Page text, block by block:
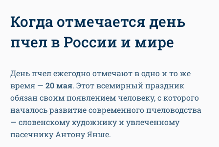
Когда отмечается день
пчел в России и мире
День пчел ежегодно отмечают в одно и то же
время — 20 мая. Этот всемирный праздник
обязан своим появлением человеку, с которого
началось развитие современного пчеловодства
— словенскому художнику и увлеченному
пасечнику Антону Янше.